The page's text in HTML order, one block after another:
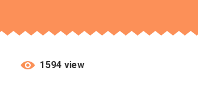
1594 view